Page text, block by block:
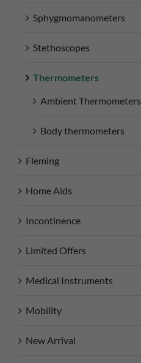
Sphygmomanometers
Stethoscopes
Thermometers
Ambient Thermometers
Body thermometers
Fleming
Home Aids
Incontinence
Limited Offers
Medical Instruments
Mobility
New Arrival